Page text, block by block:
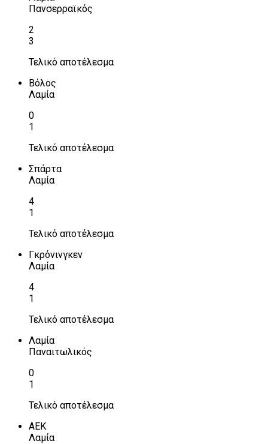
Πανσερραϊκός
2
3
Τελικό αποτέλεσμα
Βόλος
Λαμία
0
1
Τελικό αποτέλεσμα
Σπάρτα
Λαμία
4
1
Τελικό αποτέλεσμα
Γκρόνινγκεν
Λαμία
4
1
Τελικό αποτέλεσμα
Λαμία
Παναιτωλικός
0
1
Τελικό αποτέλεσμα
ΑΕΚ
Λαμία